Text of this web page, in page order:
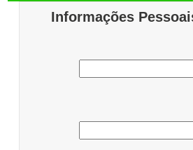
Informações